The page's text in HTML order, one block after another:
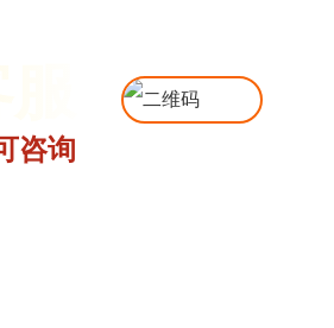
咨询